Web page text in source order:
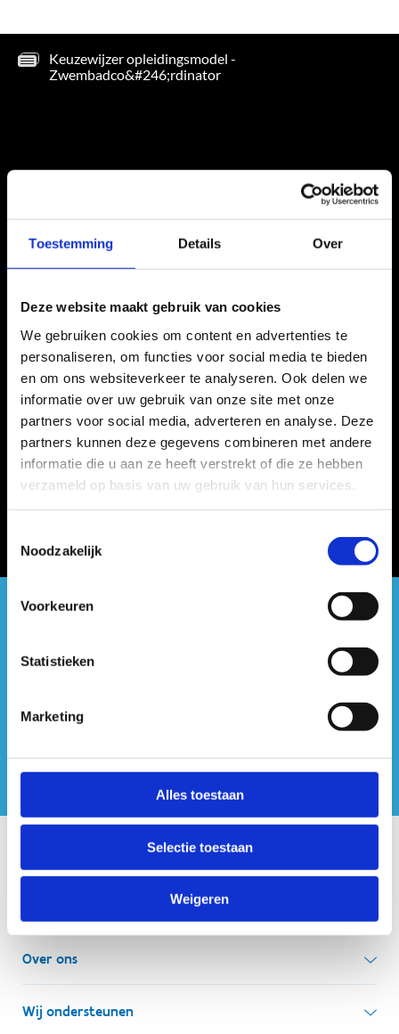
Toestemming Details Over
Deze website maakt gebruik van cookies
We gebruiken cookies om content en advertenties te
personaliseren, om functies voor social media te bieden
en om ons websiteverkeer te analyseren. Ook delen we
informatie over uw gebruik van onze site met onze
partners voor social media, adverteren en analyse. Deze
partners kunnen deze gegevens combineren met andere
informatie die u aan ze heeft verstrekt of die ze hebben
verzameld op basis van uw gebruik van hun services.
Noodzakelijk
Voorkeuren
Statistieken
Marketing
Alles toestaan
Selectie toestaan
Weigeren
#sportersbelevenmeer
Sport Vlaanderen Hoofdzetel
Simon Bolivarlaan 17
1000 Brussel
Ondernemingsnummer: BE 0248.142.826
Over ons
Wie zijn we, wat doen we
Wij ondersteunen